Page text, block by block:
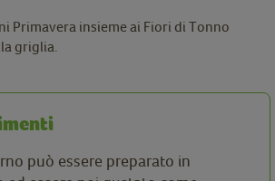
Primavera insieme ai Fiori di Tonno
griglia.
può essere preparato in